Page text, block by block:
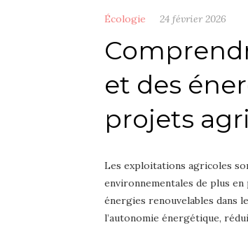
Écologie 24 février 2026
et des
projets
Les exploitations agricoles
environnementales de plus
énergies renouvelables
l’autonomie énergétique,